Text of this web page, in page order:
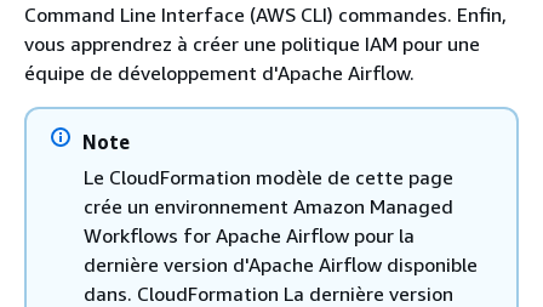
Command Line Interface (AWS CLI) commandes. Enfin,
vous apprendrez à créer une politique IAM pour une
équipe de développement d'Apache Airflow.
Note
Le CloudFormation modèle de cette page
crée un environnement Amazon Managed
Workflows for Apache Airflow pour la
dernière version d'Apache Airflow disponible
dans. CloudFormation La dernière version